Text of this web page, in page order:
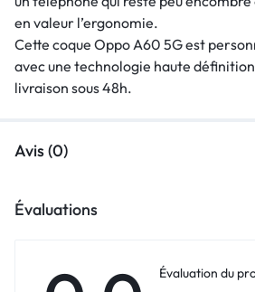
en valeur l’ergonomie.
Cette coque Oppo A60 5G est
avec une technologie haute
livraison sous 48h.
Avis (0)
Évaluations
Évaluation du